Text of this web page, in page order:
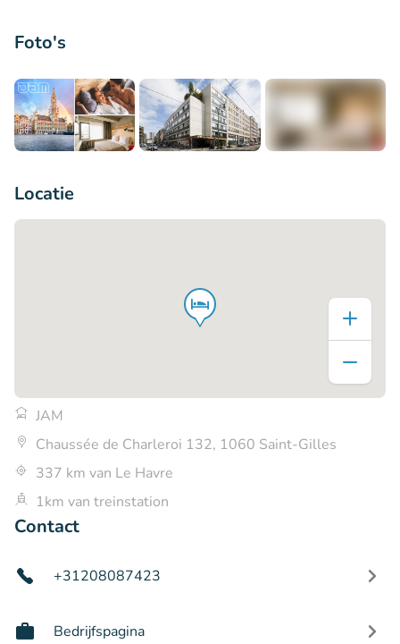
Foto's
Locatie
JAM
Chaussée de Charleroi 132, 1060 Saint-Gilles
337 km van Le Havre
1km van treinstation
Contact
+31208087423
Bedrijfspagina